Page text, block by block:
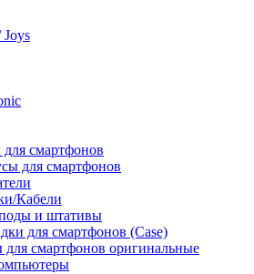
смартфонов
для смартфонов
Кабели
и штативы
для смартфонов (Case)
для смартфонов оригинальные